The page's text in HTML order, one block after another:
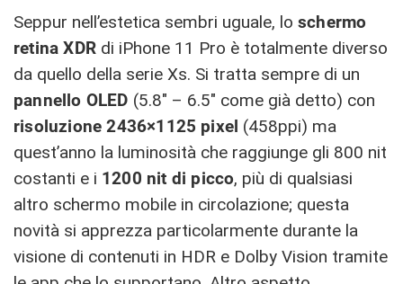
Seppur nell’estetica sembri uguale, lo schermo
retina XDR di iPhone 11 Pro è totalmente diverso
da quello della serie Xs. Si tratta sempre di un
pannello OLED (5.8″ – 6.5″ come già detto) con
risoluzione 2436×1125 pixel (458ppi) ma
quest’anno la luminosità che raggiunge gli 800 nit
costanti e i 1200 nit di picco, più di qualsiasi
altro schermo mobile in circolazione; questa
novità si apprezza particolarmente durante la
visione di contenuti in HDR e Dolby Vision tramite